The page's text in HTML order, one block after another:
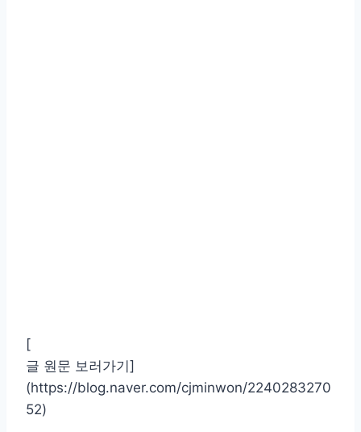
[
글 원문 보러가기]
(https://blog.naver.com/cjminwon/2240283270
52)